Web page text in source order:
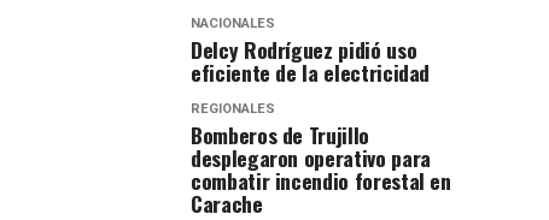
NACIONALES
Delcy Rodríguez pidió uso
eficiente de la electricidad
REGIONALES
Bomberos de Trujillo
desplegaron operativo para
combatir incendio forestal en
Carache